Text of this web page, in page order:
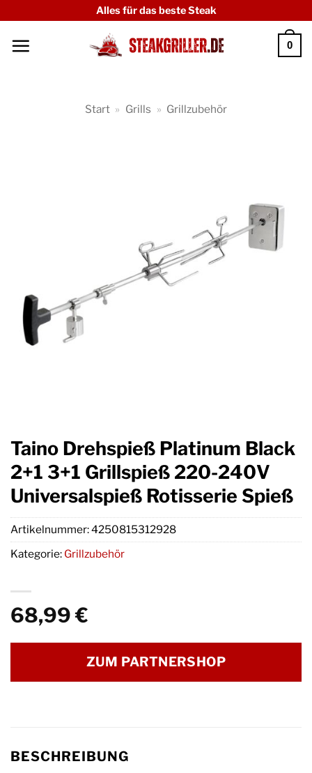
springen
Alles für das beste Steak
0
Start » Grills » Grillzubehör
Taino Drehspieß Platinum Black
2+1 3+1 Grillspieß 220-240V
Universalspieß Rotisserie Spieß
68,99€
ZUM PARTNERSHOP
Artikelnummer:4250815312928
Kategorie: Grillzubehör
BESCHREIBUNG